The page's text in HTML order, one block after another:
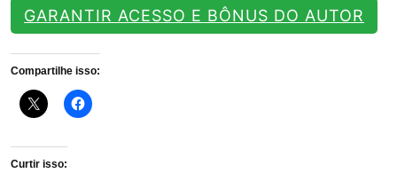
GARANTIR ACESSO E BÔNUS DO AUTOR
Compartilhe isso:
Curtir isso: